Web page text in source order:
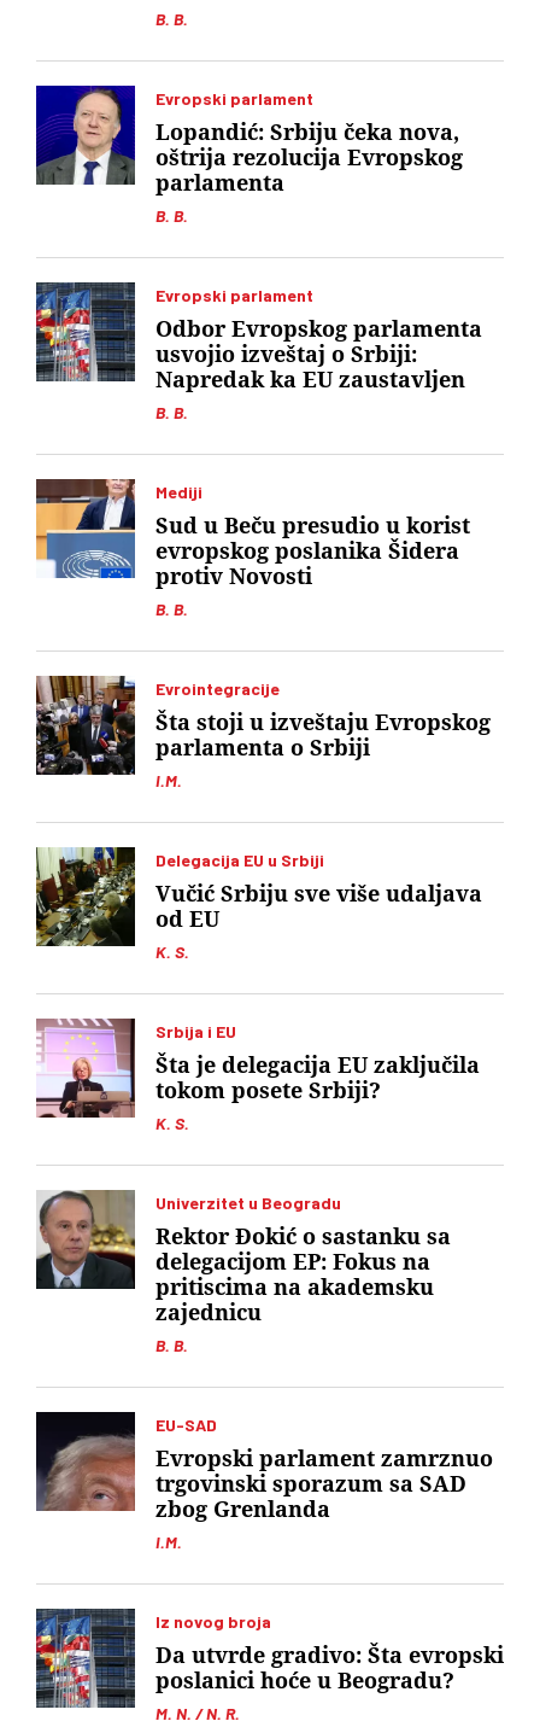
B. B.
Evropski parlament
B. B.
Lopandić: Srbiju čeka nova,
oštrija rezolucija Evropskog
parlamenta
Evropski parlament
B. B.
Odbor Evropskog parlamenta
usvojio izveštaj o Srbiji:
Napredak ka EU zaustavljen
Mediji
B. B.
Sud u Beču presudio u korist
evropskog poslanika Šidera
protiv Novosti
Evrointegracije
I.M.
Šta stoji u izveštaju Evropskog
parlamenta o Srbiji
Delegacija EU u Srbiji
K. S.
Vučić Srbiju sve više udaljava
od EU
Srbija i EU
K. S.
Šta je delegacija EU zaključila
tokom posete Srbiji?
Univerzitet u Beogradu
B. B.
Rektor Đokić o sastanku sa
delegacijom EP: Fokus na
pritiscima na akademsku
zajednicu
EU-SAD
I.M.
Evropski parlament zamrznuo
trgovinski sporazum sa SAD
zbog Grenlanda
Iz novog broja
M. N. / N. R.
Da utvrde gradivo: Šta evropski
poslanici hoće u Beogradu?